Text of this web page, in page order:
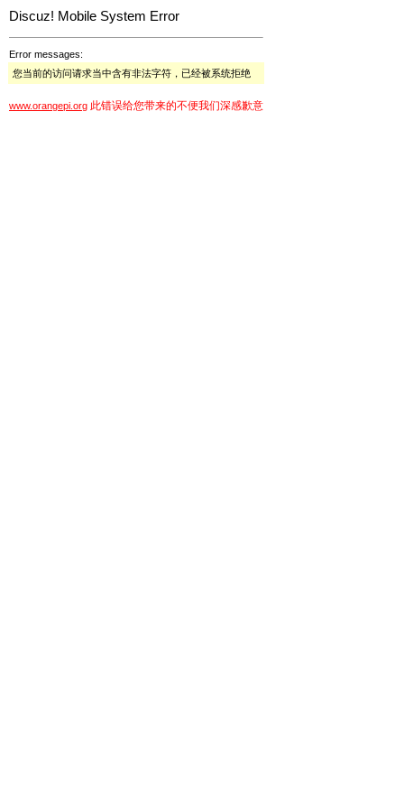
Discuz! Mobile System Error
Error messages:
您当前的访问请求当中含有非法字符，已经被系统拒绝
www.orangepi.org 此错误给您带来的不便我们深感歉意